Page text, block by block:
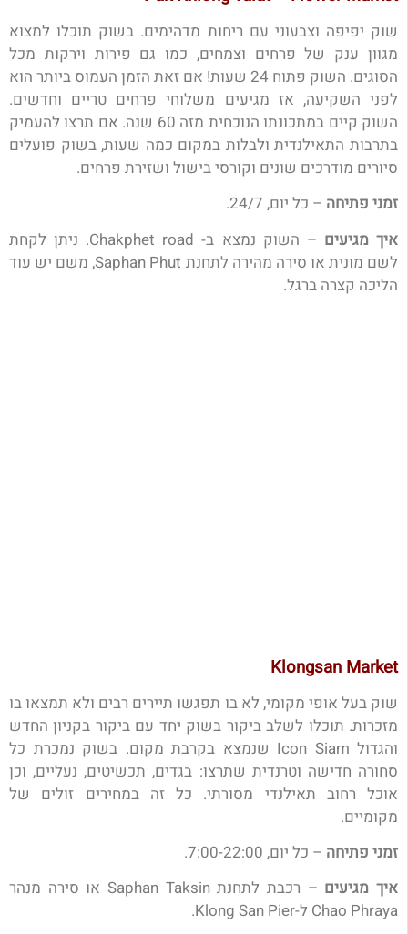
שוק יפיפה וצבעוני עם ריחות מדהימים. בשוק תוכלו למצוא
מגוון ענק של פרחים וצמחים, כמו גם פירות וירקות מכל
הסוגים. השוק פתוח 24 שעות! אם זאת הזמן העמוס ביותר הוא
לפני השקיעה, אז מגיעים משלוחי פרחים טריים וחדשים.
השוק קיים במתכונתו הנוכחית מזה 60 שנה. אם תרצו להעמיק
בתרבות התאילנדית ולבלות במקום כמה שעות, בשוק פועלים
סיורים מודרכים שונים וקורסי בישול ושזירת פרחים.
זמני פתיחה – כל יום, 24/7.
איך מגיעים – השוק נמצא ב-
Chakphet road. ניתן לקחת
לשם מונית או סירה מהירה לתחנת Saphan Phut
, משם יש עוד
הליכה קצרה ברגל.
Klongsan Market
שוק בעל אופי מקומי, לא בו תפגשו תיירים רבים ולא תמצאו בו
מזכרות. תוכלו לשלב ביקור בשוק יחד עם ביקור בקניון החדש
והגדול Icon Siam שנמצא בקרבת מקום. בשוק נמכרת כל
סחורה חדישה וטרנדית שתרצו: בגדים, תכשיטים, נעליים, וכן
אוכל רחוב תאילנדי מסורתי. כל זה במחירים זולים של
מקומיים.
זמני פתיחה – כל יום, 7:00-22:00.
איך מגיעים – רכבת לתחנת
Saphan Taksin או סירה מנהר
Chao Phraya ל-Klong San Pier.